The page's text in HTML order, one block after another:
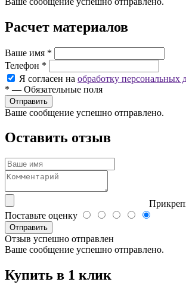
Расчет материалов
Ваше имя *
Телефон *
Я согласен на обработку персональных
* — Обязательные поля
Ваше сообщение успешно отправлено.
Оставить отзыв
Поставьте оценку
Отправить
Отзыв успешно отправлен
Ваше сообщение успешно отправлено.
Купить в 1 клик